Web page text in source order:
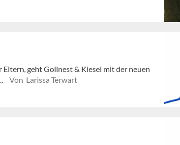
geht Gollnest & Kiesel mit der neuen
Von Larissa Terwart